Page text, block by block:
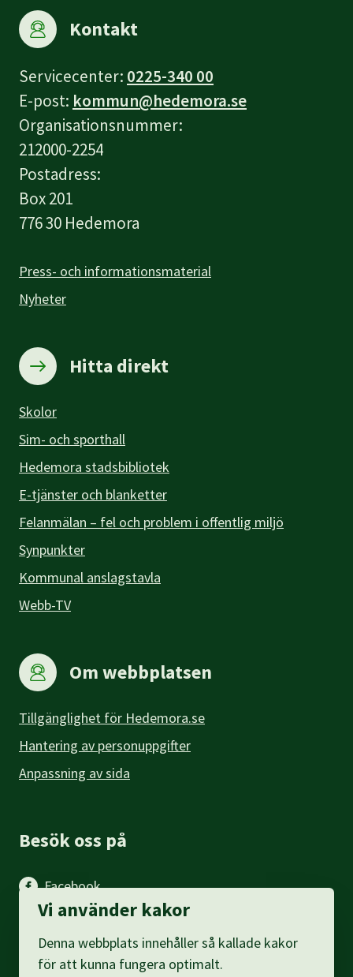
Kontakt
Servicecenter: 0225-340 00
E-post: kommun@hedemora.se
Organisationsnummer:
212000-2254
Postadress:
Box 201
776 30 Hedemora
Press- och informationsmaterial
Nyheter
Hitta direkt
Skolor
Sim- och sporthall
Hedemora stadsbibliotek
E-tjänster och blanketter
Felanmälan – fel och problem i offentlig miljö
Synpunkter
Kommunal anslagstavla
Webb-TV
Om webbplatsen
Tillgänglighet för Hedemora.se
Hantering av personuppgifter
Anpassning av sida
Besök oss på
Facebook
Instagram
LinkedIn
Vi använder kakor
Denna webbplats innehåller så kallade kakor
för att kunna fungera optimalt.